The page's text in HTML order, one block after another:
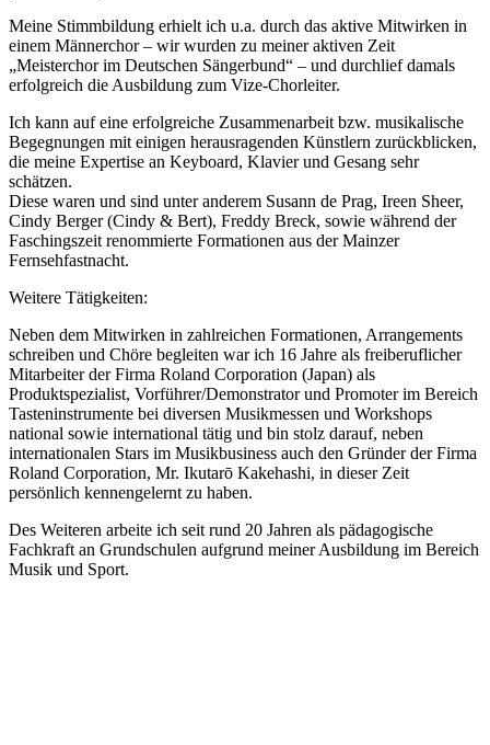
Meine Stimmbildung erhielt ich u.a. durch das aktive Mitwirken in
einem Männerchor – wir wurden zu meiner aktiven Zeit
„Meisterchor im Deutschen Sängerbund“ – und durchlief damals
erfolgreich die Ausbildung zum Vize-Chorleiter.
Ich kann auf eine erfolgreiche Zusammenarbeit bzw. musikalische
Begegnungen mit einigen herausragenden Künstlern zurückblicken,
die meine Expertise an Keyboard, Klavier und Gesang sehr
schätzen.
Diese waren und sind unter anderem Susann de Prag, Ireen Sheer,
Cindy Berger (Cindy & Bert), Freddy Breck, sowie während der
Faschingszeit renommierte Formationen aus der Mainzer
Fernsehfastnacht.
Weitere Tätigkeiten:
Neben dem Mitwirken in zahlreichen Formationen, Arrangements
schreiben und Chöre begleiten war ich 16 Jahre als freiberuflicher
Mitarbeiter der Firma Roland Corporation (Japan) als
Produktspezialist, Vorführer/Demonstrator und Promoter im Bereich
Tasteninstrumente bei diversen Musikmessen und Workshops
national sowie international tätig und bin stolz darauf, neben
internationalen Stars im Musikbusiness auch den Gründer der Firma
Roland Corporation, Mr. Ikutarō Kakehashi, in dieser Zeit
persönlich kennengelernt zu haben.
Des Weiteren arbeite ich seit rund 20 Jahren als pädagogische
Fachkraft an Grundschulen aufgrund meiner Ausbildung im Bereich
Musik und Sport.